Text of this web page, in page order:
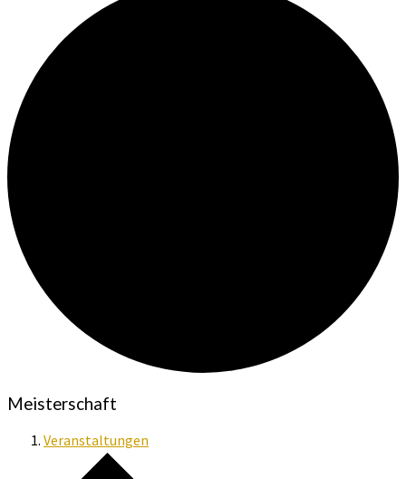
Meisterschaft
Veranstaltungen